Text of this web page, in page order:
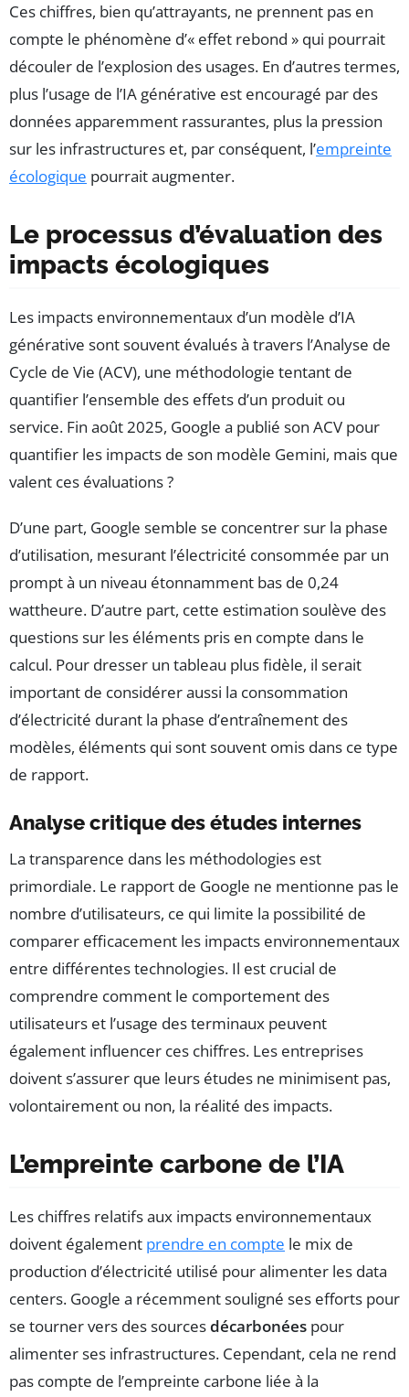
Ces chiffres, bien qu’attrayants, ne prennent pas en
compte le phénomène d’« effet rebond » qui pourrait
découler de l’explosion des usages. En d’autres termes,
plus l’usage de l’IA générative est encouragé par des
données apparemment rassurantes, plus la pression
sur les infrastructures et, par conséquent, l’empreinte
écologique pourrait augmenter.
Le processus d’évaluation des
impacts écologiques
Les impacts environnementaux d’un modèle d’IA
générative sont souvent évalués à travers l’Analyse de
Cycle de Vie (ACV), une méthodologie tentant de
quantifier l’ensemble des effets d’un produit ou
service. Fin août 2025, Google a publié son ACV pour
quantifier les impacts de son modèle Gemini, mais que
valent ces évaluations ?
D’une part, Google semble se concentrer sur la phase
d’utilisation, mesurant l’électricité consommée par un
prompt à un niveau étonnamment bas de 0,24
wattheure. D’autre part, cette estimation soulève des
questions sur les éléments pris en compte dans le
calcul. Pour dresser un tableau plus fidèle, il serait
important de considérer aussi la consommation
d’électricité durant la phase d’entraînement des
modèles, éléments qui sont souvent omis dans ce type
de rapport.
Analyse critique des études internes
La transparence dans les méthodologies est
primordiale. Le rapport de Google ne mentionne pas le
nombre d’utilisateurs, ce qui limite la possibilité de
comparer efficacement les impacts environnementaux
entre différentes technologies. Il est crucial de
comprendre comment le comportement des
utilisateurs et l’usage des terminaux peuvent
également influencer ces chiffres. Les entreprises
doivent s’assurer que leurs études ne minimisent pas,
volontairement ou non, la réalité des impacts.
L’empreinte carbone de l’IA
Les chiffres relatifs aux impacts environnementaux
doivent également prendre en compte le mix de
production d’électricité utilisé pour alimenter les data
centers. Google a récemment souligné ses efforts pour
se tourner vers des sourcesdécarbonées pour
alimenter ses infrastructures. Cependant, cela ne rend
pas compte de l’empreinte carbone liée à la